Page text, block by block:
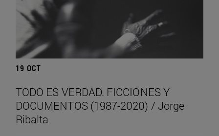
19 OCT
TODO ES VERDAD. FICCIONES Y
DOCUMENTOS (1987-2020) / Jorge
Ribalta